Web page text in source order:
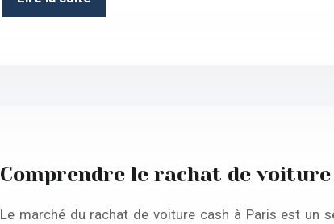
Comprendre le rachat de
Le marché du rachat de voiture cash à Paris est un